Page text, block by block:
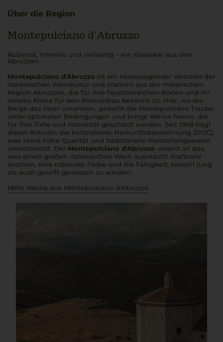
Über die Region
Montepulciano d'Abruzzo
Rubinrot, intensiv und vielseitig – ein Klassiker aus den
Abruzzen
Montepulciano d'Abruzzo ist ein herausragender Vertreter der
italienischen Weinkultur und stammt aus der malerischen
Region Abruzzen, die für ihre facettenreichen Böden und ihr
ideales Klima für den Weinanbau bekannt ist. Hier, wo die
Berge das Meer umarmen, gedeiht die Montepulciano Traube
unter optimalen Bedingungen und bringt Weine hervor, die
für ihre Tiefe und Intensität geschätzt werden. Seit 1968 trägt
dieser Rotwein die kontrollierte Herkunftsbezeichnung (DOC),
was seine hohe Qualität und traditionelle Herstellungsweise
unterstreicht. Der Montepulciano d'Abruzzo vereint all das,
was einen großen italienischen Wein ausmacht: Kraftvolle
Aromen, eine rubinrote Farbe und die Fähigkeit, sowohl jung
als auch gereift genossen zu werden.
Mehr Weine aus Montepulciano d'Abruzzo